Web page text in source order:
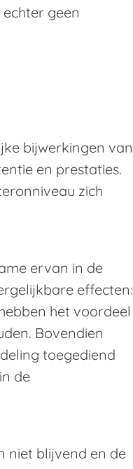
geen
bijwerkingen van
en prestaties.
zich
ervan in de
effecten:
het voordeel
Bovendien
toegediend
de
niet blijvend en de